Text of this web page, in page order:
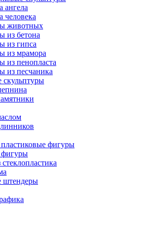
ангела
человека
животных
из бетона
из гипса
из мрамора
из пенопласта
из песчаника
скульптуры
фигуры
штендеры